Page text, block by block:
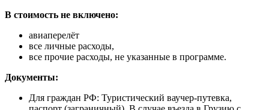
В стоимость не включено:
авиаперелёт
все личные расходы,
все прочие расходы, не указанные в программе.
Документы:
Для граждан РФ: Туристический ваучер-путевка,